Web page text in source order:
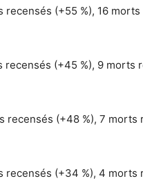
recensés (+55 %), 16
recensés (+45 %), 9 morts
recensés (+48 %), 7 morts
recensés (+34 %), 4 morts